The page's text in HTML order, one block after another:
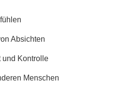
Absichten
und Kontrolle
Menschen